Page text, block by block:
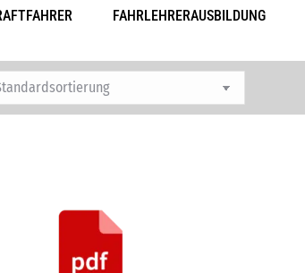
FAHRLEHRERAUSBILDUNG